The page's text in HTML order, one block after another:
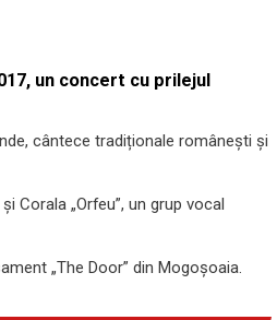
un concert cu prilejul
cântece tradiționale românești și
Corala „Orfeu”, un grup vocal
„The Door” din Mogoșoaia.